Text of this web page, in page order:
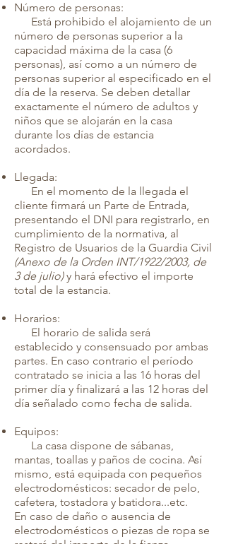
Número de personas:
Está prohibido el alojamiento de un
número de personas superior a la
capacidad máxima de la casa (6
personas), así como a un número de
personas superior al especificado en el
día de la reserva. Se deben detallar
exactamente el número de adultos y
niños que se alojarán en la casa
durante los días de estancia
acordados.
Llegada:
En el momento de la llegada el
cliente firmará un Parte de Entrada,
presentando el DNI para registrarlo, en
cumplimiento de la normativa, al
Registro de Usuarios de la Guardia Civil
(Anexo de la Orden INT/1922/2003, de
3 de julio)y hará efectivo el importe
total de la estancia.
Horarios:
El horario de salida será
establecido y consensuado por ambas
partes. En caso contrario el período
contratado se inicia a las 16 horas del
primer día y finalizará a las 12 horas del
día señalado como fecha de salida.
Equipos:
La casa dispone de sábanas,
mantas, toallas y paños de cocina. Así
mismo, está equipada con pequeños
electrodomésticos: secador de pelo,
cafetera, tostadora y batidora...etc.
En caso de daño o ausencia de
electrodomésticos o piezas de ropa se